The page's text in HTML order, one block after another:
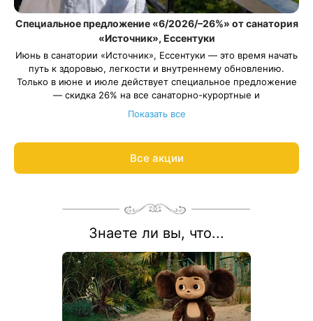
Специальное предложение «6/2026/–26%» от санатория
«Источник», Ессентуки
Июнь в санатории «Источник», Ессентуки — это время начать
путь к здоровью, легкости и внутреннему обновлению.
Только в июне и июле действует специальное предложение
— скидка 26% на все санаторно-курортные и
оздоровительные программы (кроме программы «Отдых –
Лайт»).
стоимость путевки для взрослого. Ребенок отдыхает
бесплатно!
Рассчитаем цену со скидкой и забронируем отдых по
Показать все
Все акции
Знаете ли вы, что...